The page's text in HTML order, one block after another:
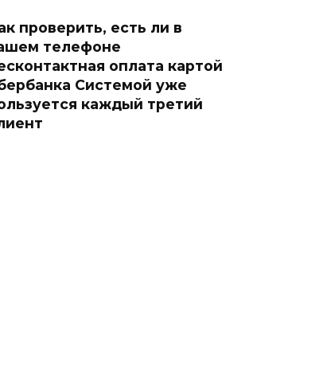
проверить, есть ли в
телефоне
оплата картой
Системой уже
каждый третий